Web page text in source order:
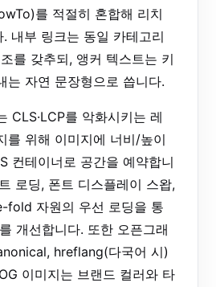
를 적절히 혼합해 리치
내부 링크는 동일 카테고리
를 갖추되, 앵커 텍스트는 키
는 자연 문장형으로 씁니다.
CLS·LCP를 악화시키는 레
를 위해 이미지에 너비/높이
컨테이너로 공간을 예약합니
로딩, 폰트 디스플레이 스왑,
fold 자원의 우선 로딩을 통
개선합니다. 또한 오픈그래
hreflang(다국어 시)
이미지는 브랜드 컬러와 타